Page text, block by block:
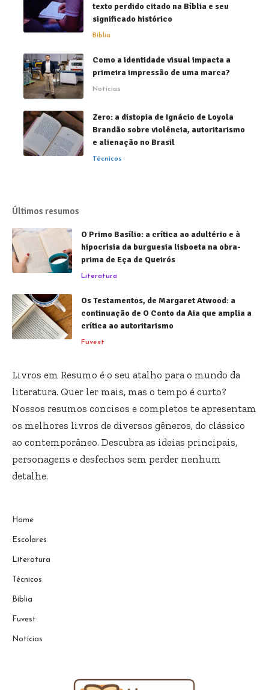
texto perdido citado na Bíblia e seu
significado histórico
Bíblia
Como a identidade visual impacta a
primeira impressão de uma marca?
Notícias
Zero: a distopia de Ignácio de Loyola
Brandão sobre violência, autoritarismo
e alienação no Brasil
Técnicos
Últimos resumos
O Primo Basílio: a crítica ao adultério e à
hipocrisia da burguesia lisboeta na obra-
prima de Eça de Queirós
Literatura
Os Testamentos, de Margaret Atwood: a
continuação de O Conto da Aia que amplia a
crítica ao autoritarismo
Fuvest
Livros em Resumo é o seu atalho para o mundo da
literatura. Quer ler mais, mas o tempo é curto?
Nossos resumos concisos e completos te apresentam
os melhores livros de diversos gêneros, do clássico
ao contemporâneo. Descubra as ideias principais,
personagens e desfechos sem perder nenhum
detalhe.
Home
Escolares
Literatura
Técnicos
Bíblia
Fuvest
Notícias